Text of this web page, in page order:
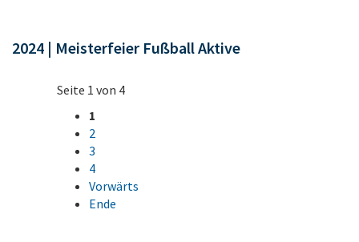
2024 | Meisterfeier Fußball Aktive
Seite 1 von 4
1
2
3
4
Vorwärts
Ende